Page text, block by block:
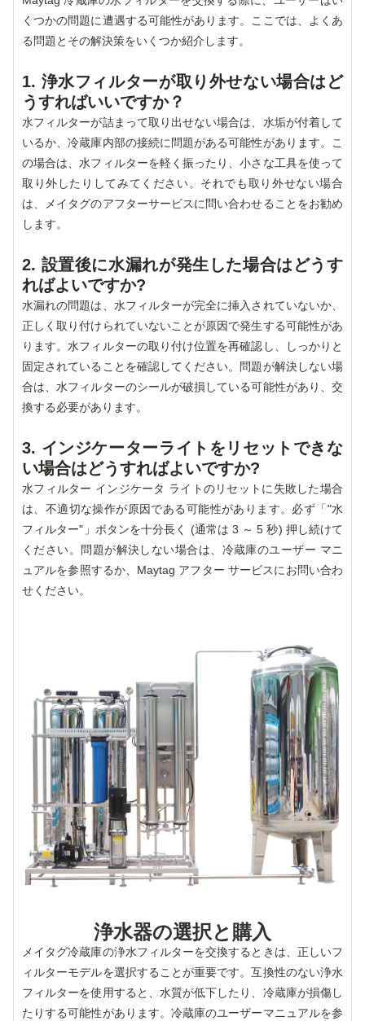
くつかの問題に遭遇する可能性があります。ここでは、よくあ
る問題とその解決策をいくつか紹介します。
1. 浄水フィルターが取り外せない場合はど
うすればいいですか？
水フィルターが詰まって取り出せない場合は、水垢が付着して
いるか、冷蔵庫内部の接続に問題がある可能性があります。こ
の場合は、水フィルターを軽く振ったり、小さな工具を使って
取り外したりしてみてください。それでも取り外せない場合
は、メイタグのアフターサービスに問い合わせることをお勧め
します。
2. 設置後に水漏れが発生した場合はどうす
ればよいですか?
水漏れの問題は、水フィルターが完全に挿入されていないか、
正しく取り付けられていないことが原因で発生する可能性があ
ります。水フィルターの取り付け位置を再確認し、しっかりと
固定されていることを確認してください。問題が解決しない場
合は、水フィルターのシールが破損している可能性があり、交
換する必要があります。
3. インジケーターライトをリセットできな
い場合はどうすればよいですか?
水フィルター インジケータ ライトのリセットに失敗した場合
は、不適切な操作が原因である可能性があります。必ず「"水
フィルター"」ボタンを十分長く (通常は 3 ～ 5 秒) 押し続けて
ください。問題が解決しない場合は、冷蔵庫のユーザー マニ
ュアルを参照するか、Maytag アフター サービスにお問い合わ
せください。
浄水器の選択と購入
メイタグ冷蔵庫の浄水フィルターを交換するときは、正しいフ
ィルターモデルを選択することが重要です。互換性のない浄水
フィルターを使用すると、水質が低下したり、冷蔵庫が損傷し
たりする可能性があります。冷蔵庫のユーザーマニュアルを参